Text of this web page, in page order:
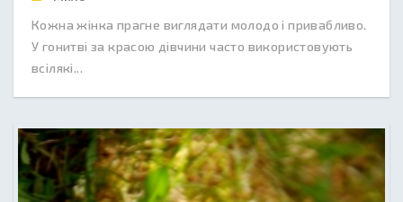
Кожна жінка прагне виглядати молодо і привабливо.
У гонитві за красою дівчини часто використовують
всілякі...